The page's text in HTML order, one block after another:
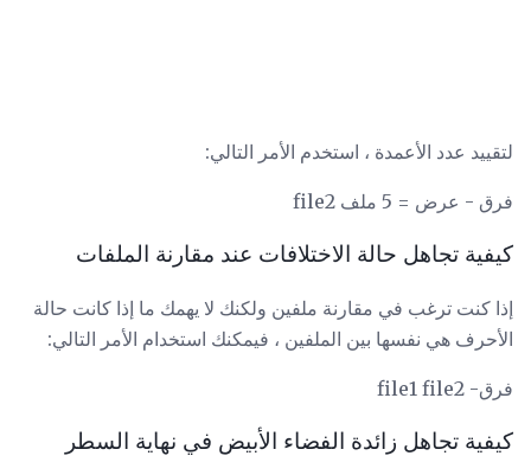
لتقييد عدد الأعمدة ، استخدم الأمر التالي:
فرق - عرض = 5 ملف file2
كيفية تجاهل حالة الاختلافات عند مقارنة الملفات
إذا كنت ترغب في مقارنة ملفين ولكنك لا يهمك ما إذا كانت حالة
الأحرف هي نفسها بين الملفين ، فيمكنك استخدام الأمر التالي:
فرق- file1 file2
كيفية تجاهل زائدة الفضاء الأبيض في نهاية السطر